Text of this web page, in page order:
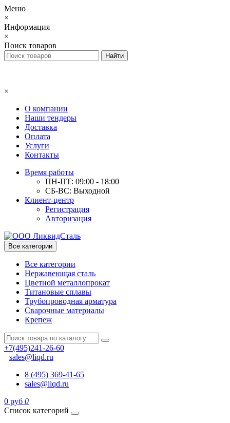
Меню
×
Информация
×
Поиск товаров
×
О компании
Наши тендеры
Доставка
Оплата
Услуги
Контакты
Время работы
ПН-ПТ: 09:00 - 18:00
СБ-ВС: Выходной
Клиент-центр
Регистрация
Авторизация
Все категории
Все категории
Нержавеющая сталь
Цветной металлопрокат
Титановые сплавы
Трубопроводная арматура
Сварочные материалы
Крепеж
+7(495)241-26-60
sales@liqd.ru
8 (495) 369-41-65
sales@liqd.ru
0 руб 0
Список категорий